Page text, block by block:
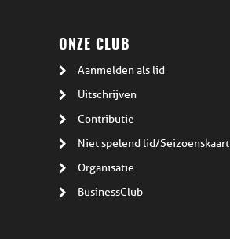
ONZE CLUB
Aanmelden als lid
Uitschrijven
Contributie
Niet spelend lid/Seizoenskaart
Organisatie
BusinessClub